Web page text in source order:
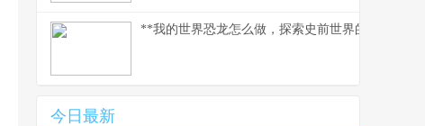
**我的世界恐龙怎么做，探索史前世界的模组之旅
今日最新